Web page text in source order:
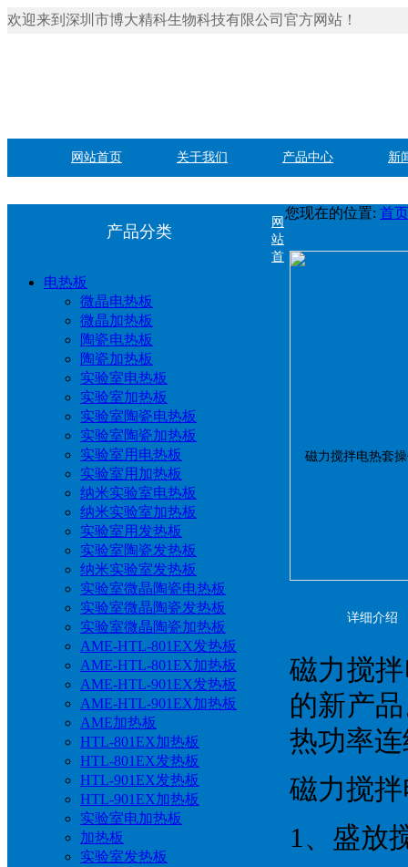
欢迎来到深圳市博大精科生物科技有限公司官方网站！
网站首页 关于我们 产品中心 新
产品分类
电热板
微晶电热板
微晶加热板
陶瓷电热板
陶瓷加热板
实验室电热板
实验室加热板
实验室陶瓷电热板
实验室陶瓷加热板
实验室用电热板
实验室用加热板
纳米实验室电热板
纳米实验室加热板
实验室用发热板
实验室陶瓷发热板
纳米实验室发热板
实验室微晶陶瓷电热板
实验室微晶陶瓷发热板
实验室微晶陶瓷加热板
AME-HTL-801EX发热板
AME-HTL-801EX加热板
AME-HTL-901EX发热板
AME-HTL-901EX加热板
AME加热板
HTL-801EX加热板
HTL-801EX发热板
HTL-901EX发热板
HTL-901EX加热板
实验室电加热板
加热板
实验室发热板
您现在的位置: 首页
详细介绍
磁力搅
的新产
热功率
磁力搅
1、盛放
网
站
首